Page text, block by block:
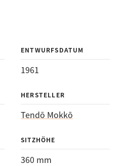
ENTWURFSDATUM
1961
HERSTELLER
Tendō Mokkō
SITZHÖHE
360 mm